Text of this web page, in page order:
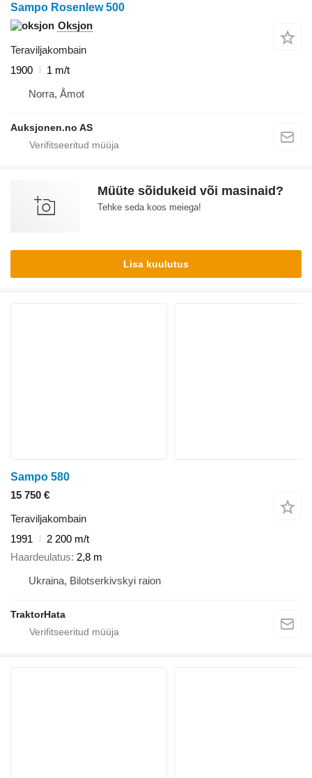
Sampo Rosenlew 500
Oksjon
Teraviljakombain
1900
1 m/t
Norra, Åmot
Auksjonen.no AS
Müüte sõidukeid või masinaid?
Tehke seda koos meiega!
Lisa kuulutus
Sampo 580
15 750 €
Teraviljakombain
1991
2 200 m/t
Haardeulatus 2,8 m
Ukraina, Bilotserkivskyi raion
TraktorHata